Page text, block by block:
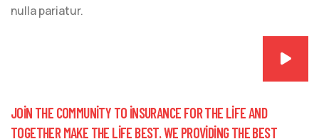
nulla pariatur.
JOIN THE COMMUNITY TO INSURANCE FOR THE LIFE AND
TOGETHER MAKE THE LIFE BEST. WE PROVIDING THE BEST